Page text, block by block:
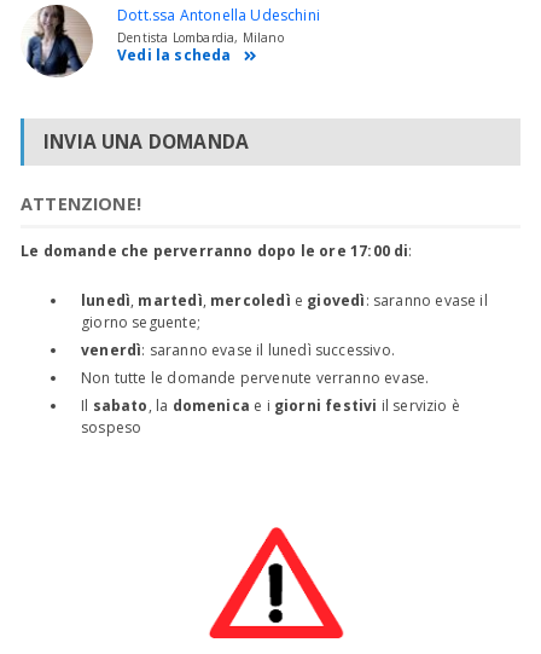
Dott.ssa Antonella Udeschini
Dentista Lombardia, Milano
Vedi la scheda
INVIA UNA DOMANDA
ATTENZIONE!
Le domande che perverranno dopo le ore 17:00 di:
lunedì, martedì, mercoledì e giovedì: saranno evase il
giorno seguente;
venerdì: saranno evase il lunedì successivo.
Non tutte le domande pervenute verranno evase.
Il sabato, la domenica e i giorni festivi il servizio è
sospeso